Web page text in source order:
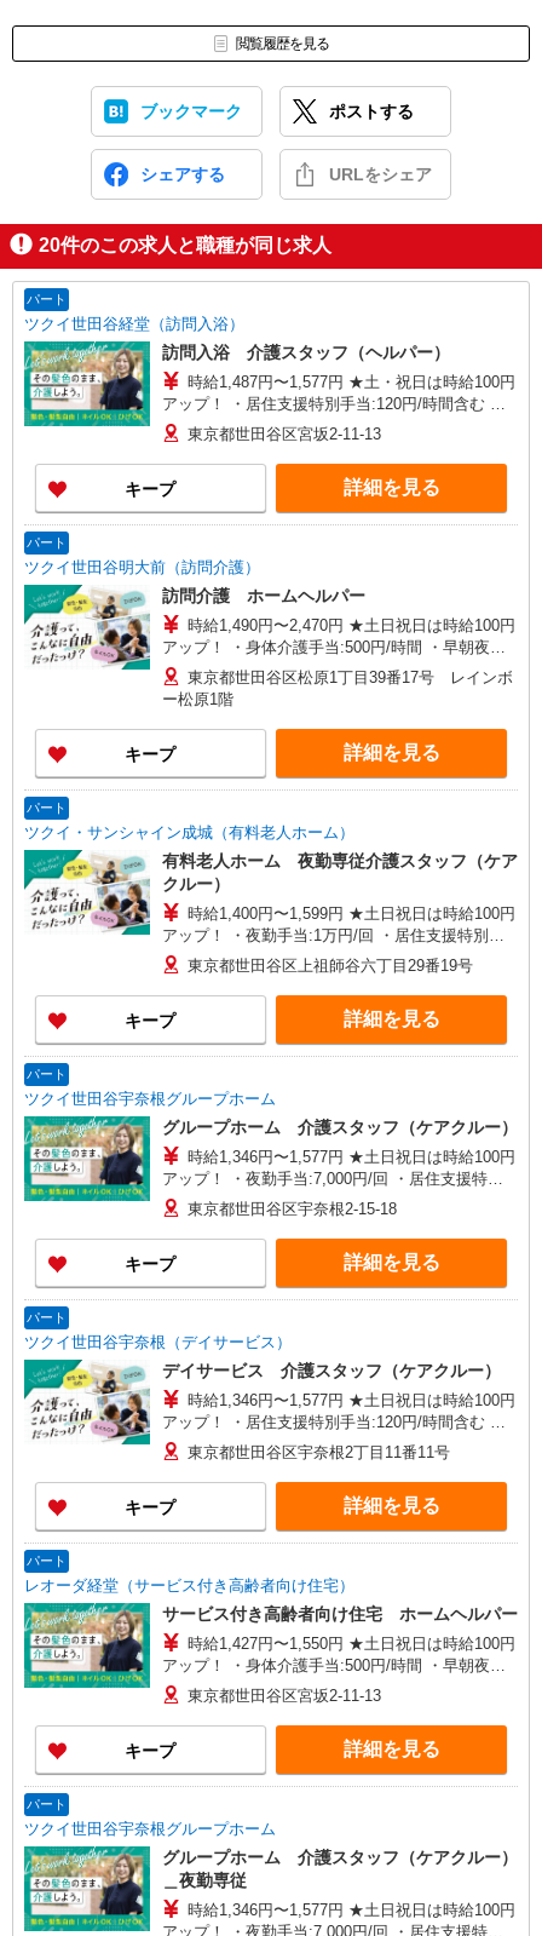
閲覧履歴を見る
ブックマーク ポストする
シェアする URLをシェア
20件のこの求人と職種が同じ求人
パート
ツクイ世田谷経堂（訪問入浴）
訪問入浴 介護スタッフ（ヘルパー）
時給1,487円〜1,577円 ★土・祝日は時給100円
アップ！ ・居住支援特別手当:120円/時間含む ※
給与幅は資格・経験等による
東京都世田谷区宮坂2-11-13
キープ 詳細を見る
パート
ツクイ世田谷明大前（訪問介護）
訪問介護 ホームヘルパー
時給1,490円〜2,470円 ★土日祝日は時給100円
アップ！ ・身体介護手当:500円/時間 ・早朝夜間
深夜手当:300円/時間 （18:00〜翌07:59の時間
帯） ・ICT手当:2,000円/月 ・ケア→ケアの移動時
間も賃金（時給）を支給 ・特定事業所加算手
当:60円/時間 ・居住支援特別手当:120円/時間含む
※給与幅は資格・経験等による
東京都世田谷区松原1丁目39番17号 レインボ
ー松原1階
キープ 詳細を見る
パート
ツクイ・サンシャイン成城（有料老人ホーム）
有料老人ホーム 夜勤専従介護スタッフ（ケア
クルー）
時給1,400円〜1,599円 ★土日祝日は時給100円
アップ！ ・夜勤手当:1万円/回 ・居住支援特別手
当:120円/時給含む ※給与幅は資格・経験等による
東京都世田谷区上祖師谷六丁目29番19号
キープ 詳細を見る
パート
ツクイ世田谷宇奈根グループホーム
グループホーム 介護スタッフ（ケアクルー）
時給1,346円〜1,577円 ★土日祝日は時給100円
アップ！ ・夜勤手当:7,000円/回 ・居住支援特別
手当:120円/時間含む ※給与幅は資格・経験等によ
る
東京都世田谷区宇奈根2-15-18
キープ 詳細を見る
パート
ツクイ世田谷宇奈根（デイサービス）
デイサービス 介護スタッフ（ケアクルー）
時給1,346円〜1,577円 ★土日祝日は時給100円
アップ！ ・居住支援特別手当:120円/時間含む ※
給与幅は資格・経験等による
東京都世田谷区宇奈根2丁目11番11号
キープ 詳細を見る
パート
レオーダ経堂（サービス付き高齢者向け住宅）
サービス付き高齢者向け住宅 ホームヘルパー
時給1,427円〜1,550円 ★土日祝日は時給100円
アップ！ ・身体介護手当:500円/時間 ・早朝夜間
深夜手当:300円/時間 （18:00〜翌07:59の時間
帯） ・ICT手当:2,000円/月 ・深夜割増は別途支給
・ケア→ケアの移動時間も賃金（時給）を支給 ・
居住支援特別手当:120円/時給含む ※給与幅は資
格・経験等による
東京都世田谷区宮坂2-11-13
キープ 詳細を見る
パート
ツクイ世田谷宇奈根グループホーム
グループホーム 介護スタッフ（ケアクルー）
＿夜勤専従
時給1,346円〜1,577円 ★土日祝日は時給100円
アップ！ ・夜勤手当:7,000円/回 ・居住支援特別